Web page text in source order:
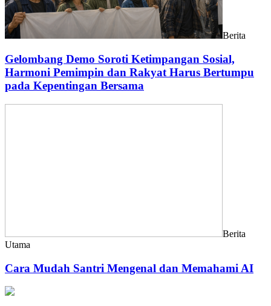
Berita
Gelombang Demo Soroti Ketimpangan Sosial,
Harmoni Pemimpin dan Rakyat Harus Bertumpu
pada Kepentingan Bersama
Berita
Utama
Cara Mudah Santri Mengenal dan Memahami AI